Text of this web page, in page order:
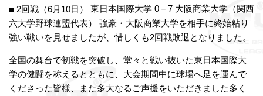
■ 2回戦（6月10日）
東日本国際大学 0－7 大阪商業大学（関西
六大学野球連盟代表） 強豪・大阪商業大学を相手に終始粘り
強い戦いを見せましたが、惜しくも2回戦敗退となりました。
全国の舞台で初戦を突破し、堂々と戦い抜いた東日本国際大
学の健闘を称えるとともに、大会期間中に球場へ足を運んで
くださった皆様、また多大なるご声援をいただきました多く